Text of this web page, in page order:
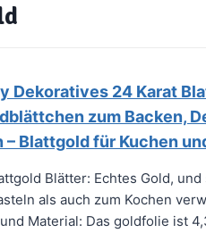
Dekoratives 24 Karat
zum Backen,
– Blattgold für Kuchen
Blätter: Echtes Gold,
als auch zum Kochen
Material: Das goldfolie ist